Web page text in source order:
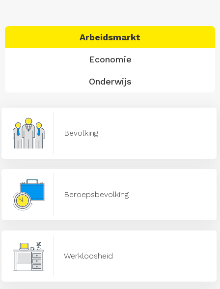
Arbeidsmarkt
Economie
Onderwijs
Bevolking
Beroepsbevolking
Werkloosheid